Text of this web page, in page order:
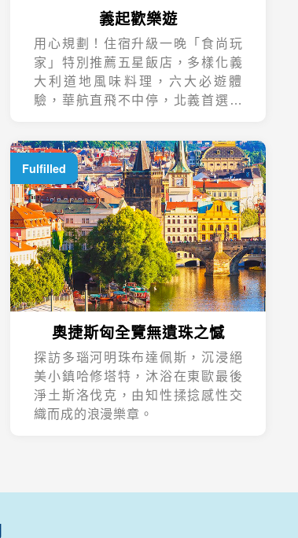
義起歡樂遊
用心規劃！住宿升級一晚「食尚玩
家」特別推薦五星飯店，多樣化義
大利道地風味料理，六大必遊體
驗，華航直飛不中停，北義首選在
奧捷斯匈全覽無遺珠之憾
Fulfilled
探訪多瑙河明珠布達佩斯，沉浸絕
美小鎮哈修塔特，沐浴在東歐最後
淨土斯洛伐克，由知性揉捻感性交
織而成的浪漫樂章。